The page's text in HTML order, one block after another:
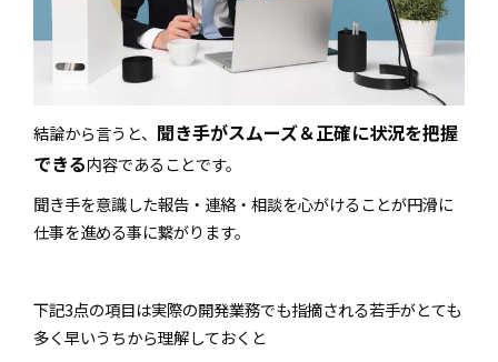
結論から言うと、 聞き手がスムーズ＆正確に状況を把握
できる内容であることです。
聞き手を意識した報告・連絡・相談を心がけることが円滑に
仕事を進める事に繋がります。
下記3点の項目は実際の開発業務でも指摘される若手がとても
多く早いうちから理解しておくと